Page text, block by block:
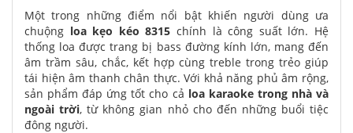
Một trong những điểm nổi bật khiến người dùng ưa
chuộng loa kẹo kéo 8315 chính là công suất lớn. Hệ
thống loa được trang bị bass đường kính lớn, mang đến
âm trầm sâu, chắc, kết hợp cùng treble trong trẻo giúp
tái hiện âm thanh chân thực. Với khả năng phủ âm rộng,
sản phẩm đáp ứng tốt cho cả loa karaoke trong nhà và
ngoài trời, từ không gian nhỏ cho đến những buổi tiệc
đông người.